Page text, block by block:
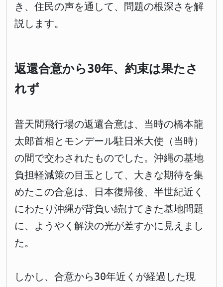
き、住民の声を通して、問題の根深さを解
説します。
返還合意から30年、約束は果たさ
れず
普天間飛行場の返還合意は、当時の橋本龍
太郎首相とモンデール駐日米大使（当時）
の間で交わされたものでした。沖縄の基地
負担軽減策の目玉として、大きな期待を集
めたこの合意は、日本復帰後、半世紀近く
にわたり沖縄が背負い続けてきた基地問題
に、ようやく解決の光が差すかに見えまし
た。
しかし、合意から30年近くが経過した現